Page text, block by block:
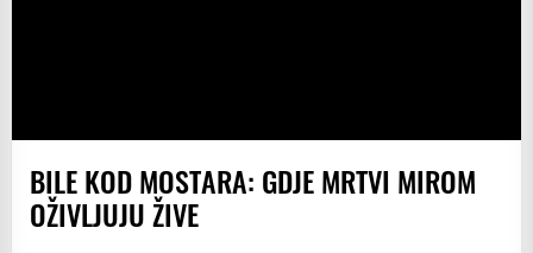
BILE KOD MOSTARA: GDJE MRTVI MIROM
OŽIVLJUJU ŽIVE